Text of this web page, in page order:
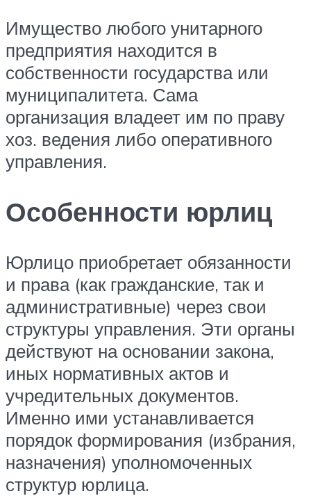
Имущество любого унитарного
предприятия находится в
собственности государства или
муниципалитета. Сама
организация владеет им по праву
хоз. ведения либо оперативного
управления.
Особенности юрлиц
Юрлицо приобретает обязанности
и права (как гражданские, так и
административные) через свои
структуры управления. Эти органы
действуют на основании закона,
иных нормативных актов и
учредительных документов.
Именно ими устанавливается
порядок формирования (избрания,
назначения) уполномоченных
структур юрлица.